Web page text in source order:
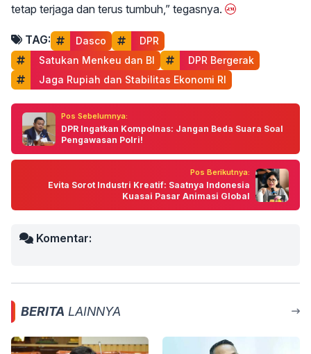
tetap terjaga dan terus tumbuh,” tegasnya.
TAG: Dasco
DPR
Satukan Menkeu dan BI
DPR Bergerak
Jaga Rupiah dan Stabilitas Ekonomi RI
Pos Sebelumnya:
DPR Ingatkan Kompolnas: Jangan Beda Suara Soal
Pengawasan Polri!
Pos Berikutnya:
Evita Sorot Industri Kreatif: Saatnya Indonesia
Kuasai Pasar Animasi Global
Komentar:
BERITA LAINNYA